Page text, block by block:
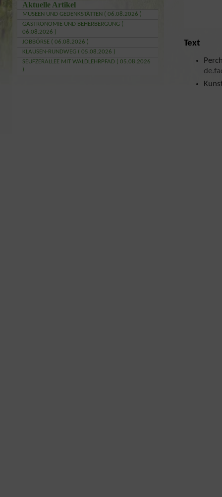
Text
Aktuelle Artikel
MUSEEN UND GEDENKSTÄTTEN ( 06.08.2026 )
GASTRONOMIE UND BEHERBERGUNG (
06.08.2026 )
JOBBÖRSE ( 06.08.2026 )
KLAUSEN-RUNDWEG ( 05.08.2026 )
SEUFZERALLEE MIT WALDLEHRPFAD ( 05.08.2026
)